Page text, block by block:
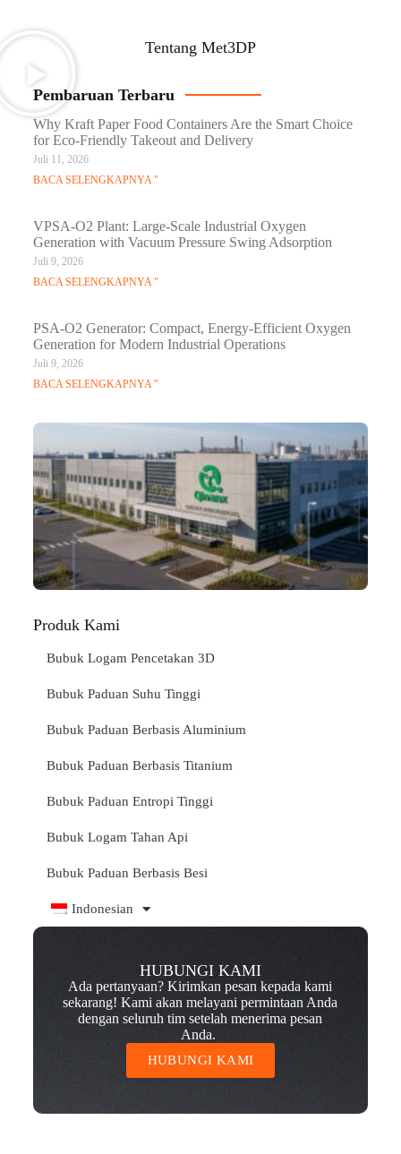
Tentang Met3DP
Pembaruan Terbaru
Why Kraft Paper Food Containers Are the Smart Choice
for Eco-Friendly Takeout and Delivery
Juli 11, 2026
BACA SELENGKAPNYA "
VPSA-O2 Plant: Large-Scale Industrial Oxygen
Generation with Vacuum Pressure Swing Adsorption
Juli 9, 2026
BACA SELENGKAPNYA "
PSA-O2 Generator: Compact, Energy-Efficient Oxygen
Generation for Modern Industrial Operations
Juli 9, 2026
BACA SELENGKAPNYA "
Produk Kami
Bubuk Logam Pencetakan 3D
Bubuk Paduan Suhu Tinggi
Bubuk Paduan Berbasis Aluminium
Bubuk Paduan Berbasis Titanium
Bubuk Paduan Entropi Tinggi
Bubuk Logam Tahan Api
Bubuk Paduan Berbasis Besi
Indonesian
HUBUNGI KAMI
Ada pertanyaan? Kirimkan pesan kepada kami
sekarang! Kami akan melayani permintaan Anda
dengan seluruh tim setelah menerima pesan
Anda.
HUBUNGI KAMI